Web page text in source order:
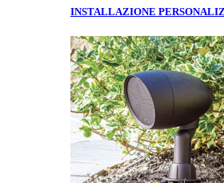
INSTALLAZIONE